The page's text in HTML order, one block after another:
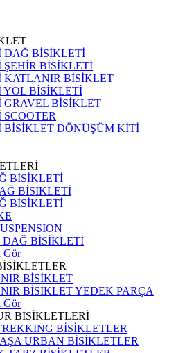
DAĞ BİSİKLETİ
BİSİKLETİ
KATLANIR BİSİKLET
BİSİKLETİ
BİSİKLET
DÖNÜŞÜM KİTİ
BİSİKLETİ
BİSİKLETİ
BİSİKLETİ
BİSİKLETİ
Gör
BİSİKLET
BİSİKLET YEDEK PARÇA
Gör
BİSİKLETLERİ
BİSİKLETLER
URBAN BİSİKLETLER